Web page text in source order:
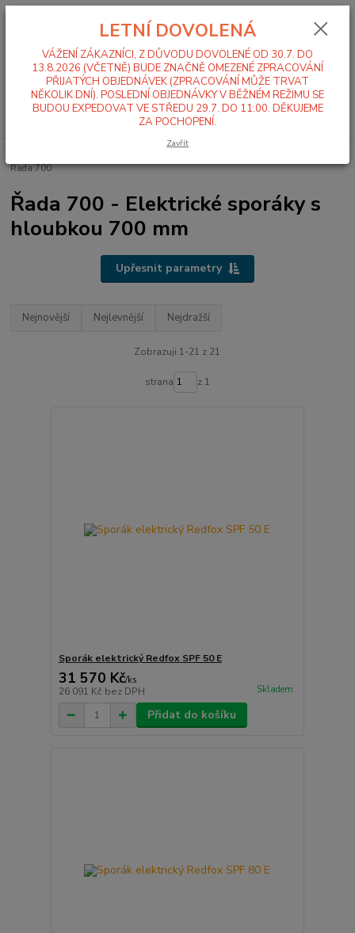
Menu
Hledat
0,00 Kč
Řada 700
Řada 700 - Elektrické sporáky s
hloubkou 700 mm
Upřesnit parametry
Nejnovější Nejlevnější Nejdražší
Zobrazuji 1-21 z 21
strana z 1
Sporák elektrický Redfox SPF 50 E
31 570 Kč/ks
26 091 Kč bez DPH Skladem
Přidat do košíku
LETNÍ DOVOLENÁ
VÁŽENÍ ZÁKAZNÍCI, Z DŮVODU DOVOLENÉ OD 30.7. DO
13.8.2026 (VČETNĚ) BUDE ZNAČNĚ OMEZENÉ ZPRACOVÁNÍ
PŘIJATÝCH OBJEDNÁVEK (ZPRACOVÁNÍ MŮŽE TRVAT
NĚKOLIK DNÍ). POSLEDNÍ OBJEDNÁVKY V BĚŽNÉM REŽIMU SE
BUDOU EXPEDOVAT VE STŘEDU 29.7. DO 11:00. DĚKUJEME
ZA POCHOPENÍ.
Zavřít